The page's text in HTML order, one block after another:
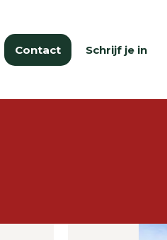
Contact Schrijf je in